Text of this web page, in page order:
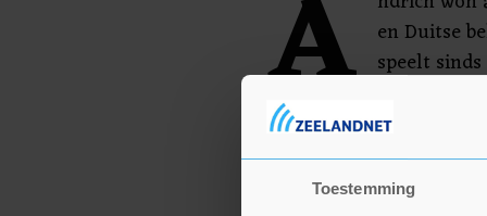
Toestemming
A
en Duitse
speelt
Berlin.